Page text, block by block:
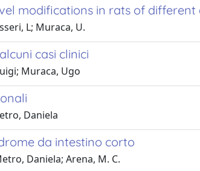
modifications in rats of
L; Muraca, U.
casi clinici
Muraca, Ugo
Daniela
da intestino corto
Daniela; Arena, M. C.